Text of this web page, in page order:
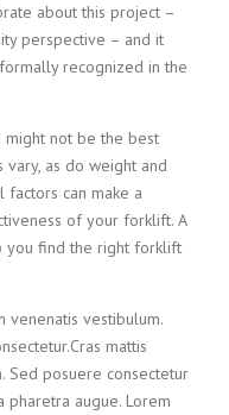
about this project –
perspective – and it
recognized in the
might not be the best
vary, as do weight and
factors can make a
of your forklift. A
you find the right forklift
venenatis vestibulum.
mattis
Sed posuere consectetur
augue. Lorem